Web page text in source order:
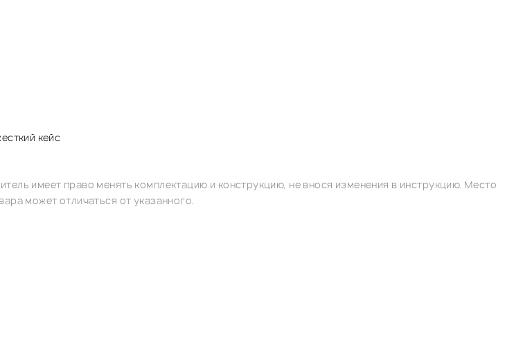
кейс
имеет право менять комплектацию и конструкцию, не внося изменения в инструкцию. Место
может отличаться от указанного.